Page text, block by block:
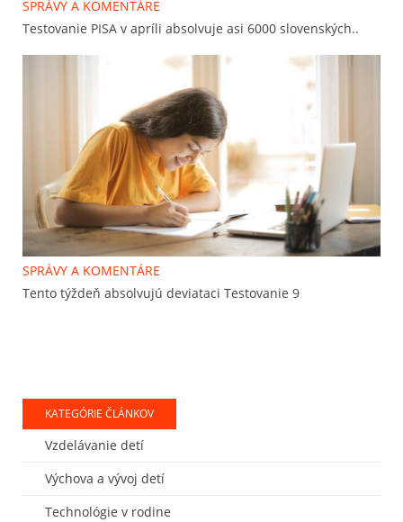
SPRÁVY A KOMENTÁRE
Testovanie PISA v apríli absolvuje asi 6000 slovenských..
SPRÁVY A KOMENTÁRE
Tento týždeň absolvujú deviataci Testovanie 9
KATEGÓRIE ČLÁNKOV
Vzdelávanie detí
Výchova a vývoj detí
Technológie v rodine